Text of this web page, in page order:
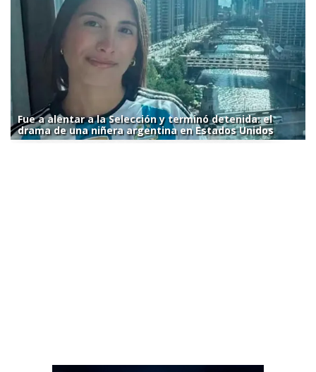
Fue a alentar a la Selección y terminó detenida: el
drama de una niñera argentina en Estados Unidos